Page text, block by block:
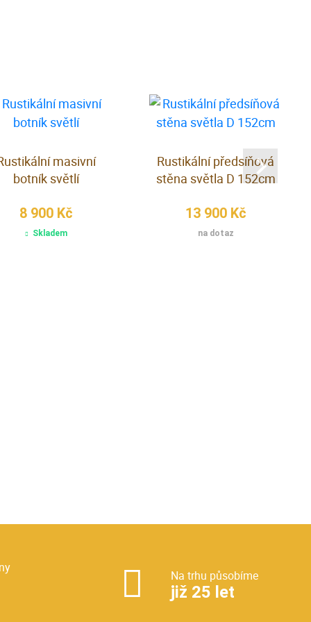
masivní
botník světlí
8 900 Kč
Skladem
Rustikální předsíňová
stěna světla D 152cm
13 900 Kč
na dotaz
Na trhu působíme
již 25 let